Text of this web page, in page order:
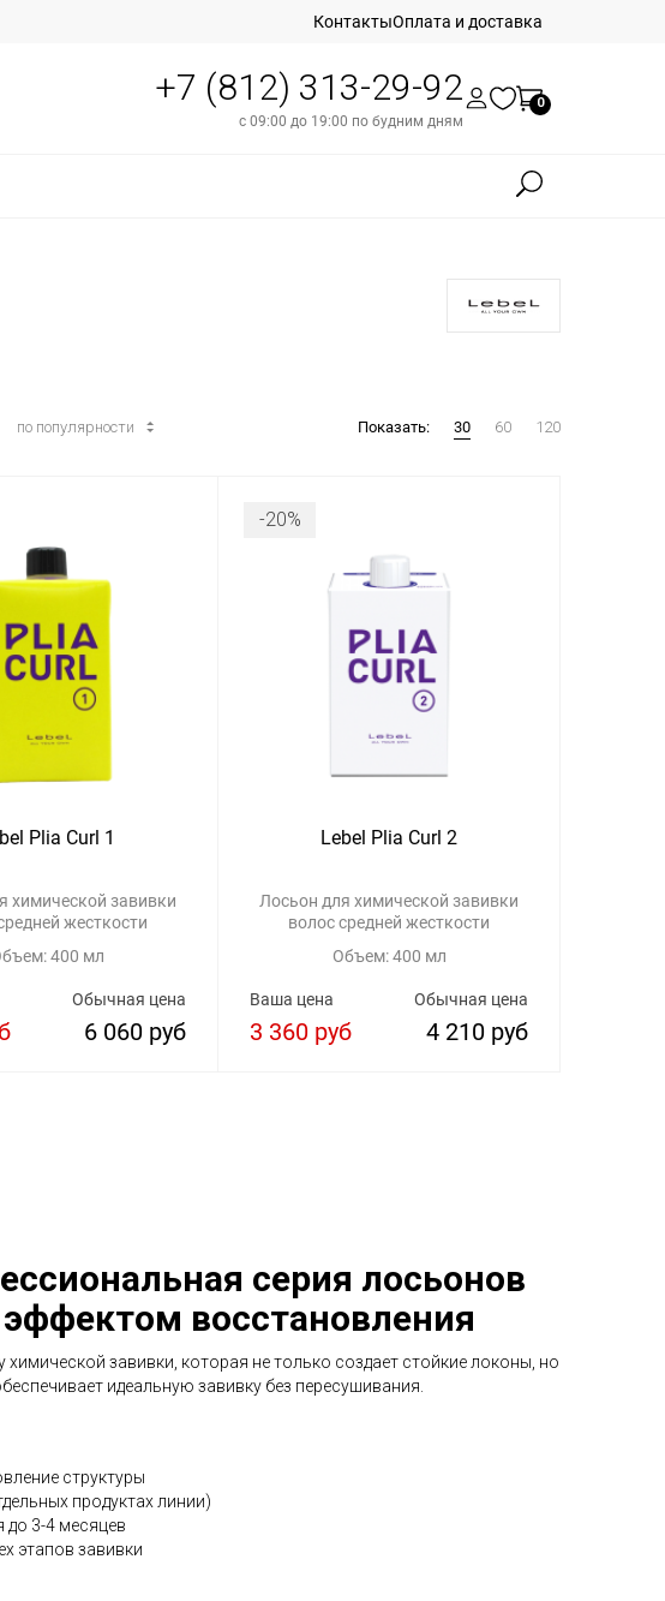
КонтактыОплата и доставка
+7 (812) 313-29-92
с 09:00 до 19:00 по будним дням
0
по популярности Показать: 30 60 120
Plia Curl 1
химической завивки
жесткости
400 мл
Обычная цена
6 060 руб
-20%
Lebel Plia Curl 2
Лосьон для химической завивки
волос средней жесткости
Объем: 400 мл
Обычная цена
4 210 руб
Ваша цена
3 360 руб
серия лосьонов
восстановления
завивки, которая не только создает стойкие локоны, но
идеальную завивку без пересушивания.
структуры
продуктах линии)
до 3-4 месяцев
этапов завивки